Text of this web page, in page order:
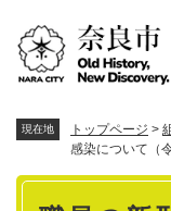
現在地 トップページ >
感染について（
本